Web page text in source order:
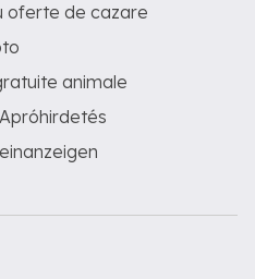
oferte de cazare
animale